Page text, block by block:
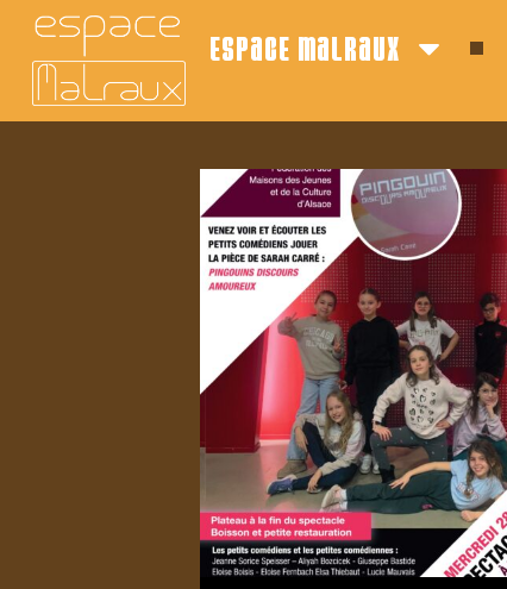
espace malraux